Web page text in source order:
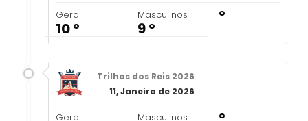
Geral
10 º
Masculinos
9 º
º
Trilhos dos Reis 2026
11, Janeiro de 2026
Geral Masculinos